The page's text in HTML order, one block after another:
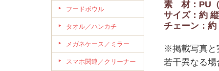
フードボウル
タオル／ハンカチ
メガネケース／ミラー
スマホ関連／クリーナー
素 材：PU（
サイズ：約
チェーン：
※掲載写真と
若干異なる